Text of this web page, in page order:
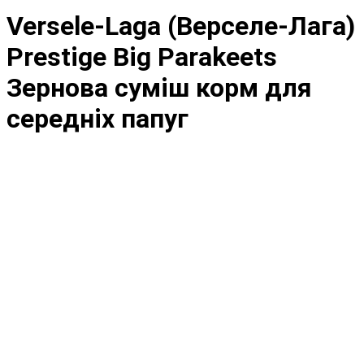
Versele-Laga (Верселе-Лага)
Prestige Big Parakeets
Зернова суміш корм для
середніх папуг